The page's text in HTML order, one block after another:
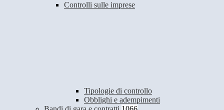
Controlli sulle imprese
Tipologie di controllo
Obblighi e adempimenti